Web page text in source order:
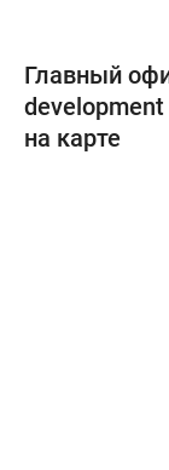
Главный
на карте